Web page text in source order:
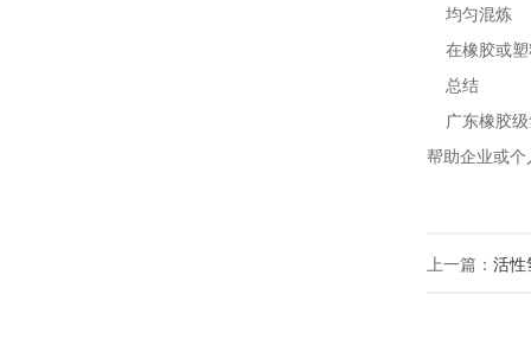
均匀混炼
在橡胶或塑
总结
广东橡胶级
帮助企业或
上一篇： 活性